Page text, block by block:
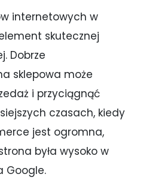
internetowych w
skutecznej
Dobrze
sklepowa może
i przyciągnąć
czasach, kiedy
jest ogromna,
była wysoko w
Google.